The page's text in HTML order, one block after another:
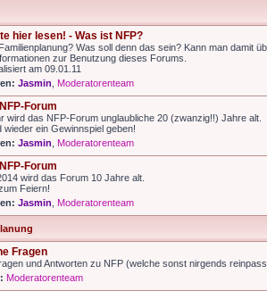
hier lesen! - Was ist NFP?
Was soll denn das sein? Kann man damit
zur Benutzung dieses Forums.
am 09.01.11
Jasmin Moderatorenteam
Forum
wird das NFP-Forum unglaubliche 20 (zwanzig!!) Jahre alt.
wieder ein Gewinnspiel geben!
Jasmin Moderatorenteam
Forum
wird das Forum 10 Jahre alt.
Feiern!
Jasmin Moderatorenteam
Fragen
und Antworten zu NFP (welche sonst nirgends
Moderatorenteam